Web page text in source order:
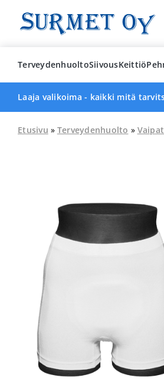
content
TerveydenhuoltoSiivousKeittiö
Laaja valikoima - kaikki mitä
Etusivu » Terveydenhuolto »